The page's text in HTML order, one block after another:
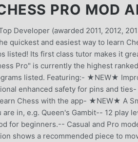
PRO MOD
Developer (awarded 2011, 2012,
quickest and easiest way to learn
listed! Its first class tutor makes it
Pro" is currently the highest
listed. Featuring:- ★NEW★
enhanced safety for pins and
Chess with the app- ★NEW★ A
are in, e.g. Queen's Gambit-- 12 play
for beginners.-- Casual and Pro
shows a recommended piece to